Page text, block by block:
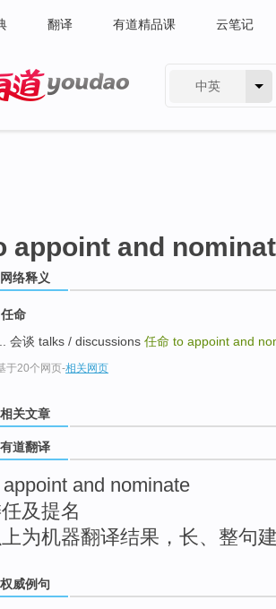
翻译 有道精品课 云笔记
中英
appoint and
网络释义
任命
... 会谈 talks / discussions 任命 to appoint and
于20个网页-相关网页
相关文章
有道翻译
and nominate
及提名
为机器翻译结果，长、整句
权威例句